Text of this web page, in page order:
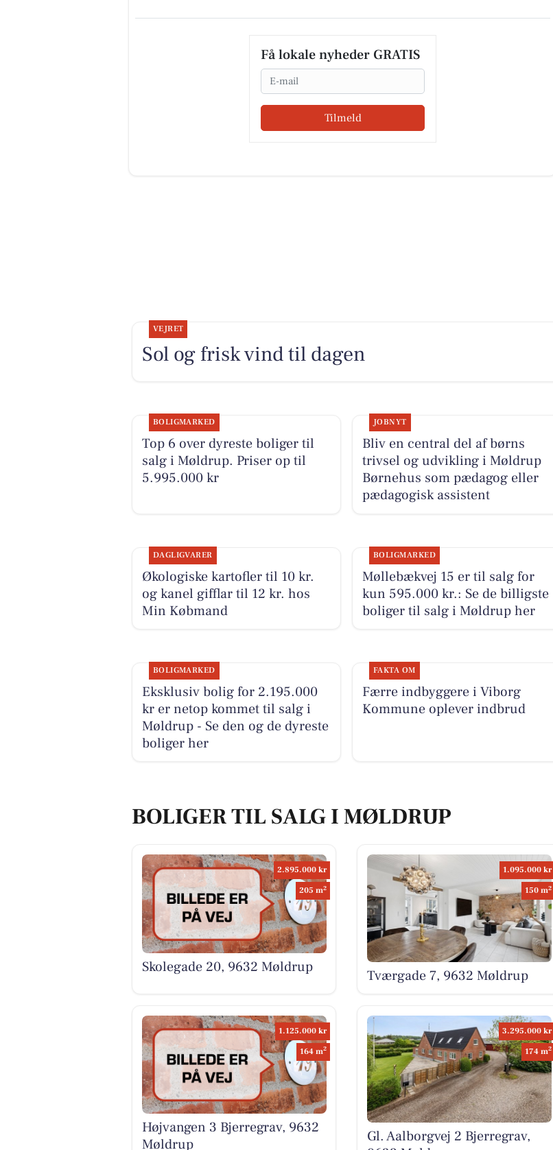
Få lokale nyheder GRATIS
Email
Tilmeld
VEJRET
Sol og frisk vind til dagen
BOLIGMARKED
Top 6 over dyreste boliger til
salg i Møldrup. Priser op til
5.995.000 kr
JOBNYT
Bliv en central del af børns
trivsel og udvikling i Møldrup
Børnehus som pædagog eller
pædagogisk assistent
DAGLIGVARER
Økologiske kartofler til 10 kr.
og kanel gifflar til 12 kr. hos
Min Købmand
BOLIGMARKED
Møllebækvej 15 er til salg for
kun 595.000 kr.: Se de billigste
boliger til salg i Møldrup her
BOLIGMARKED
Eksklusiv bolig for 2.195.000
kr er netop kommet til salg i
Møldrup - Se den og de dyreste
boliger her
FAKTA OM
Færre indbyggere i Viborg
Kommune oplever indbrud
BOLIGER TIL SALG I MØLDRUP
2.895.000 kr
205 m2
Skolegade 20, 9632 Møldrup
1.095.000 kr
150 m2
Tværgade 7, 9632 Møldrup
1.125.000 kr
164 m2
Højvangen 3 Bjerregrav, 9632
Møldrup
3.295.000 kr
174 m2
Gl. Aalborgvej 2 Bjerregrav,